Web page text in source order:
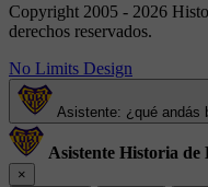
Copyright 2005 - 2026
derechos reservados.
No Limits Design
Asistente: ¿qué andás
Asistente Historia de
×